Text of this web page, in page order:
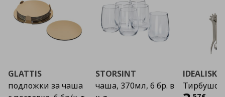
GLATTIS
подложки за чаша
STORSINT
чаша, 370мл, 6 бр. в
IDEALISK
Тирбушон